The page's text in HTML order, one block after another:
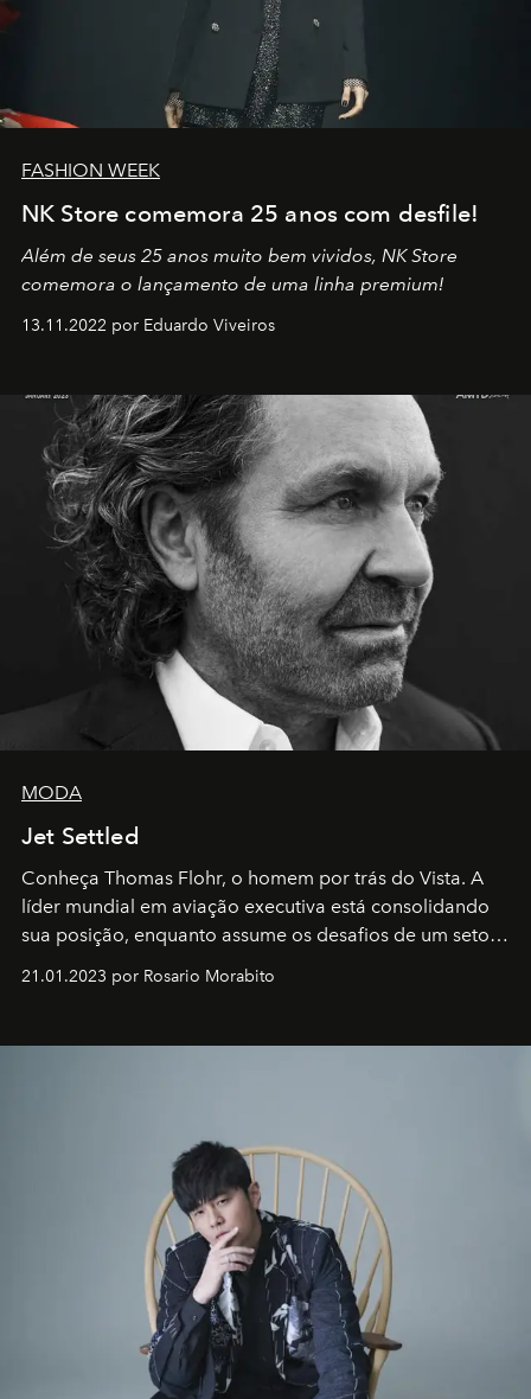
FASHION WEEK
NK Store comemora 25 anos com desfile!
Além de seus 25 anos muito bem vividos, NK Store
comemora o lançamento de uma linha premium!
13.11.2022 por Eduardo Viveiros
MODA
Jet Settled
Conheça Thomas Flohr, o homem por trás do Vista. A
líder mundial em aviação executiva está consolidando
sua posição, enquanto assume os desafios de um setor
21.01.2023 por Rosario Morabito